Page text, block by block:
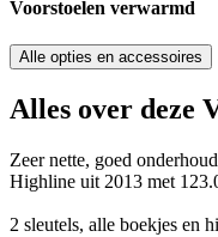
Voorstoelen verwarmd
Alle opties en accessoires
Alles over deze
Zeer nette, goed
Highline uit 2013 met
2 sleutels, alle boekjes en